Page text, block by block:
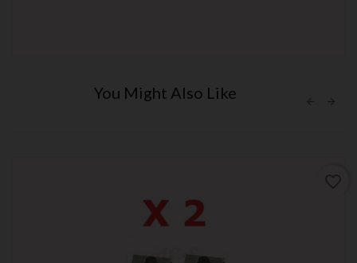
You Might Also Like